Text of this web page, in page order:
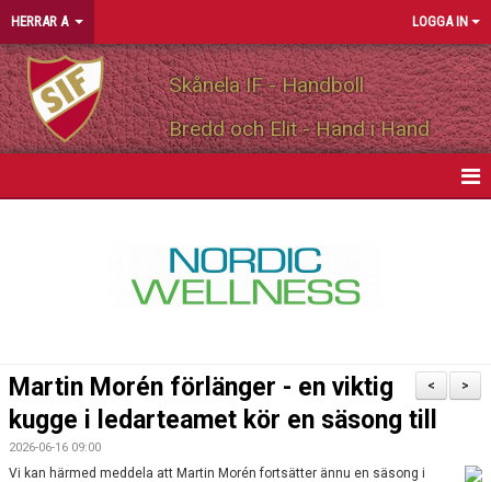
HERRAR A LOGGA IN
Skånela IF - Handboll
Bredd och Elit - Hand i Hand
TRUPPEN
PERSONLIGA PARTNERS
>
<
Martin Morén förlänger - en viktig
kugge i ledarteamet kör en säsong till
2026-06-16 09:00
Vi kan härmed meddela att Martin Morén fortsätter ännu en säsong i